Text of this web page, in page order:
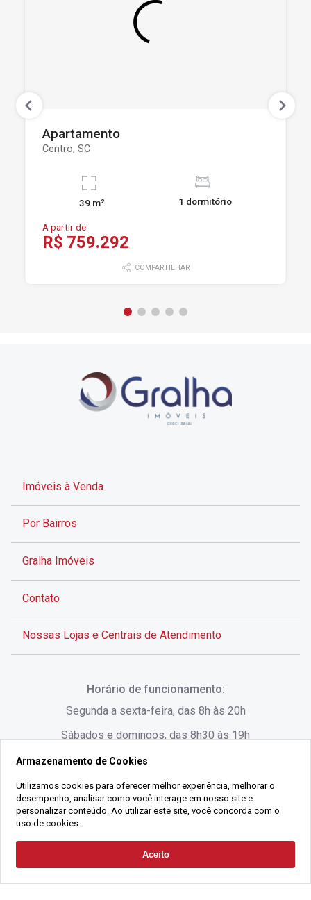
Solicitar Contato
Apartamento
Centro, SC
39 m² 1 dormitório
A partir de:
R$ 759.292
COMPARTILHAR
Imóveis à Venda
Por Bairros
Gralha Imóveis
Contato
Nossas Lojas e Centrais de Atendimento
Rua Lauro Linhares, 1080 - Trindade, Florianópolis -
SC
(48) 3220-1045
Alameda César Nascimento, 549, Salas 1, 2 e 3 -
Jurerê, - Florianópolis - SC
Horário de funcionamento:
Segunda a sexta-feira, das 8h às 20h
Sábados e domingos, das 8h30 às 19h
2021 Copyright - Gralha Imóveis CRECI 008060/O - Todos os direitos
CNPJ:18.091.083/0001-37
Armazenamento de Cookies
Utilizamos cookies para oferecer melhor experiência, melhorar o
desempenho, analisar como você interage em nosso site e
personalizar conteúdo. Ao utilizar este site, você concorda com o
uso de cookies.
Aceito